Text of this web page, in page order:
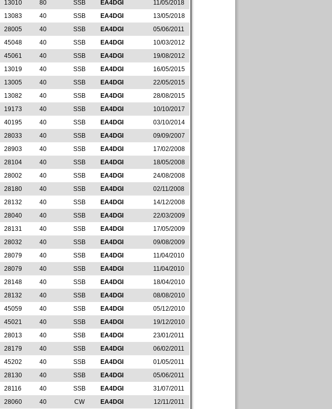
13010 80 SSB EA4DGI
11/05/2018
13083 40 SSB EA4DGI
13/05/2018
28005 40 SSB EA4DGI
05/06/2011
45048 40 SSB EA4DGI
10/03/2012
45061 40 SSB EA4DGI
19/08/2012
13019 40 SSB EA4DGI
16/05/2015
13005 40 SSB EA4DGI
22/05/2015
13082 40 SSB EA4DGI
28/08/2015
19173 40 SSB EA4DGI
10/10/2017
40195 40 SSB EA4DGI
03/10/2014
28033 40 SSB EA4DGI
09/09/2007
28903 40 SSB EA4DGI
17/02/2008
28104 40 SSB EA4DGI
18/05/2008
28002 40 SSB EA4DGI
24/08/2008
28180 40 SSB EA4DGI
02/11/2008
28132 40 SSB EA4DGI
14/12/2008
28040 40 SSB EA4DGI
22/03/2009
28131 40 SSB EA4DGI
17/05/2009
28032 40 SSB EA4DGI
09/08/2009
28079 40 SSB EA4DGI
11/04/2010
28079 40 SSB EA4DGI
11/04/2010
28148 40 SSB EA4DGI
18/04/2010
28132 40 SSB EA4DGI
08/08/2010
45059 40 SSB EA4DGI
05/12/2010
45021 40 SSB EA4DGI
19/12/2010
28013 40 SSB EA4DGI
23/01/2011
28179 40 SSB EA4DGI
06/02/2011
45202 40 SSB EA4DGI
01/05/2011
28130 40 SSB EA4DGI
05/06/2011
28116 40 SSB EA4DGI
31/07/2011
28060 40 CW EA4DGI
12/11/2011